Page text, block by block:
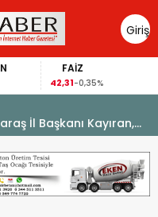
Giriş
Yap
FAİZ
42,31-0,35%
İl Başkanı Kayıran,